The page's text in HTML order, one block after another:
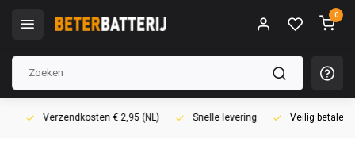
0
Verzendkosten € 2,95 (NL) Snelle levering Veilig betalen